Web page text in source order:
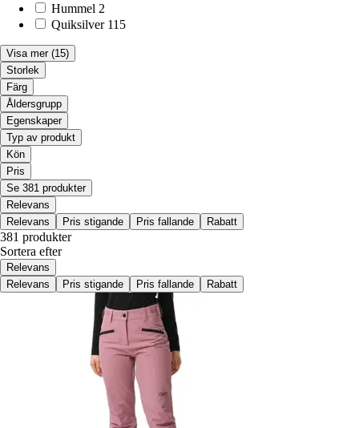
Hummel 2
Quiksilver 115
Visa mer (15)
Storlek
Färg
Åldersgrupp
Egenskaper
Typ av produkt
Kön
Pris
Se 381 produkter
Relevans
Relevans
Pris stigande Pris fallande Rabatt
381 produkter
Sortera efter
Relevans
Relevans
Pris stigande Pris fallande Rabatt